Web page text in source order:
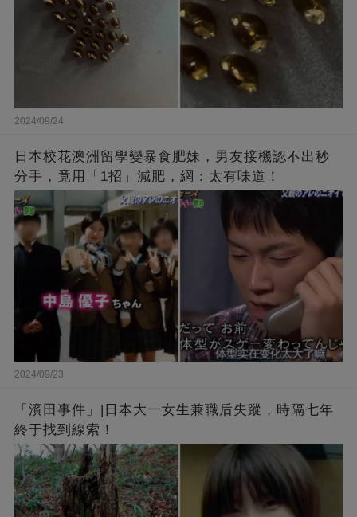
2024/09/24
日本校花澳洲留學變暴食肥妹，男友接機認不出秒
分手，竟用「1招」減肥，網：太有味道！
2024/09/23
「濱田事件」|日本大一女生兼職后失蹤，時隔七年
終于找到線索！